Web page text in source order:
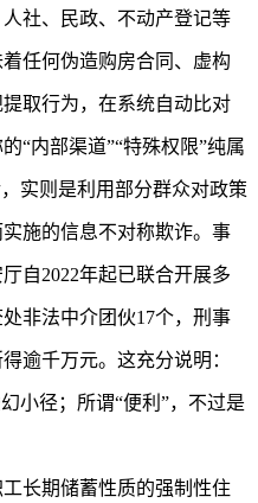
社、民政、不动产登记等
任何伪造购房合同、虚构
取行为，在系统自动比对
“内部渠道”“特殊权限”纯属
实则是利用部分群众对政策
施的信息不对称欺诈。事
自2022年起已联合开展多
非法中介团伙17个，刑事
逾千万元。这充分说明：
小径；所谓“便利”，不过是
长期储蓄性质的强制性住